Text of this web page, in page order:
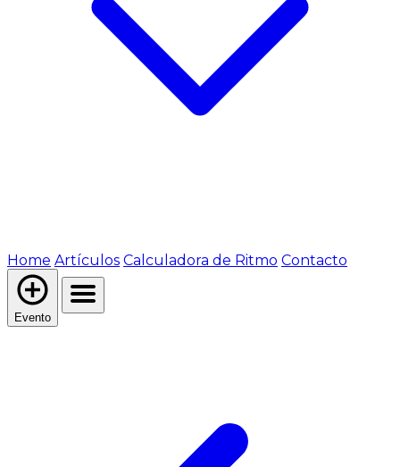
Home Artículos Calculadora de Ritmo Contacto
Evento